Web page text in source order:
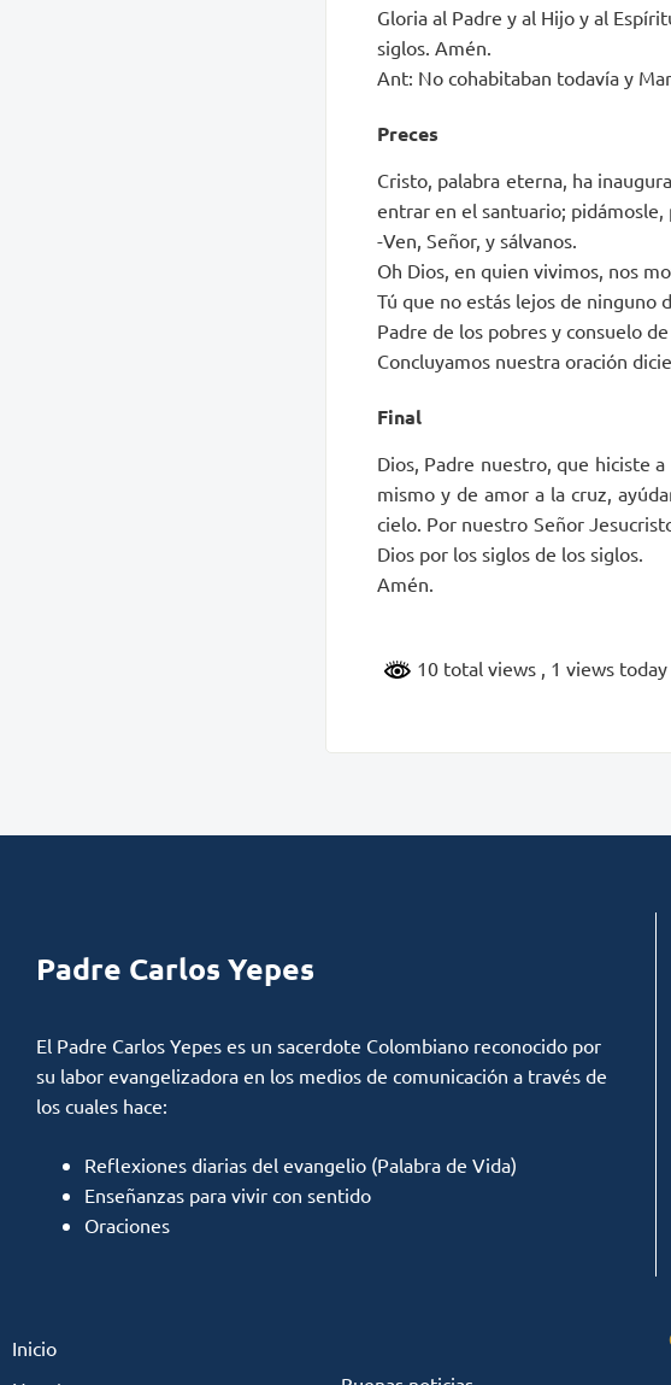
Gloria al Padre y al Hijo y al
siglos. Amén.
Ant: No cohabitaban todavía y
Preces
Cristo, palabra eterna, ha
entrar en el santuario; pidámosle,
-Ven, Señor, y sálvanos.
Oh Dios, en quien vivimos, nos
Tú que no estás lejos de ninguno
Padre de los pobres y consuelo
Concluyamos nuestra oración
Final
Dios, Padre nuestro, que hiciste
mismo y de amor a la cruz,
cielo. Por nuestro Señor
Dios por los siglos de los siglos.
Amén.
10 total views , 1 views today
Padre Carlos Yepes
El Padre Carlos Yepes es un sacerdote Colombiano reconocido por
su labor evangelizadora en los medios de comunicación a través de
los cuales hace:
Reflexiones diarias del evangelio (Palabra de Vida)
Enseñanzas para vivir con sentido
Oraciones
Inicio